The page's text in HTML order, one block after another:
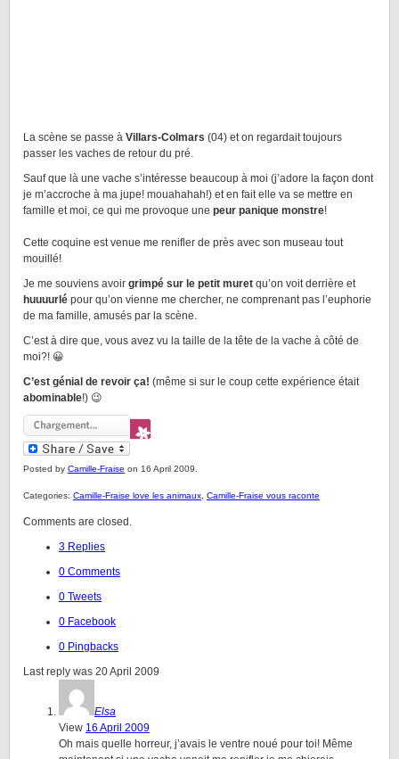
La scène se passe à Villars-Colmars (04) et on regardait toujours
passer les vaches de retour du pré.
Sauf que là une vache s’intéresse beaucoup à moi (j’adore la façon dont
je m’accroche à ma jupe! mouahahah!) et en fait elle va se mettre en
famille et moi, ce qui me provoque une peur panique monstre!
Cette coquine est venue me renifler de près avec son museau tout
mouillé!
Je me souviens avoir grimpé sur le petit muret qu’on voit derrière et
huuuurlé pour qu’on vienne me chercher, ne comprenant pas l’euphorie
de ma famille, amusés par la scène.
C’est à dire que, vous avez vu la taille de la tête de la vache à côté de
moi?! 😀
C’est génial de revoir ça! (même si sur le coup cette expérience était
abominable!) 😉
Posted by Camille-Fraise on 16 April 2009.
Categories: Camille-Fraise love les animaux Camille-Fraise vous raconte
Comments are closed.
3 Replies
0 Comments
0 Tweets
0 Facebook
0 Pingbacks
Last reply was 20 April 2009
Elsa
View 16 April 2009
Oh mais quelle horreur, j’avais le ventre noué pour toi! Même